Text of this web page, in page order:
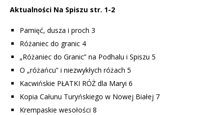
Aktualności Na Spiszu str. 1-2
Pamięć, dusza i proch 3
Różaniec do granic 4
„Różaniec do Granic” na Podhalu i Spiszu 5
O „różańcu” i niezwykłych różach 5
Kacwińskie PŁATKI RÓŻ dla Maryi 6
Kopia Całunu Turyńskiego w Nowej Białej 7
Krempaskie wesołości 8